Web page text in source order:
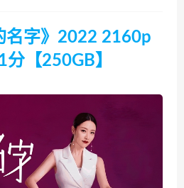
名字》2022 2160p
【250GB】